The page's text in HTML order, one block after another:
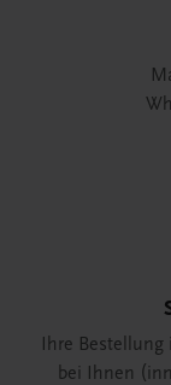
Ihre Bestellung
bei Ihnen